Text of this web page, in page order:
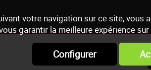
votre navigation sur ce site, vous
garantir la meilleure expérience
Configurer